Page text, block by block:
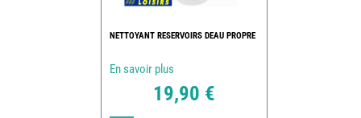
NETTOYANT RESERVOIRS DEAU PROPRE
En savoir plus
19,90 €